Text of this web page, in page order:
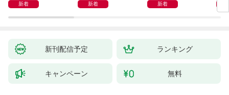
新着 新着 新着
新刊配信予定 ランキング
キャンペーン 無料